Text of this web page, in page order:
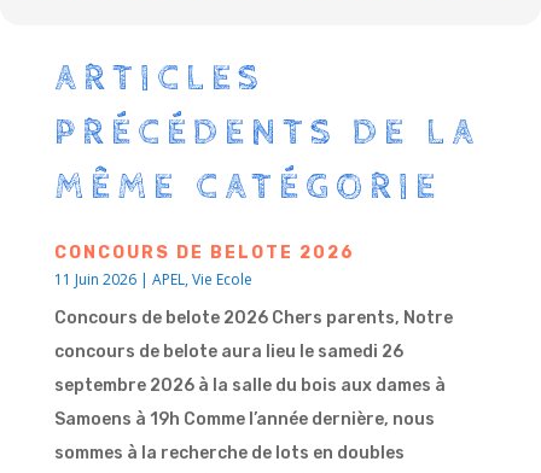
ARTICLES
PRÉCÉDENTS DE LA
MÊME CATÉGORIE
CONCOURS DE BELOTE 2026
11 Juin 2026| APEL,Vie Ecole
Concours de belote 2026 Chers parents, Notre
concours de belote aura lieu le samedi 26
septembre 2026 à la salle du bois aux dames à
Samoens à 19h Comme l’année dernière, nous
sommes à la recherche de lots en doubles